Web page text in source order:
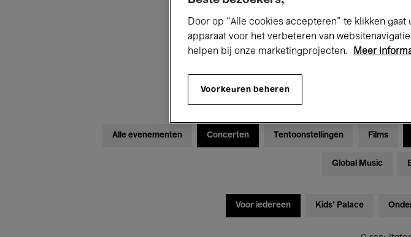
Alle evenementen Concerten Tentoonstellingen Films
Global Music
Voor iedereen Kids’ Palace
Door op “Alle cookies accepteren” te klikken
apparaat voor het verbeteren van
helpen bij onze marketingprojecten.
Meer
Voorkeuren beheren